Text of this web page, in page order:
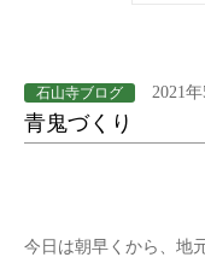
石山寺ブログ 2021
青鬼づくり
今日は朝早くから、地